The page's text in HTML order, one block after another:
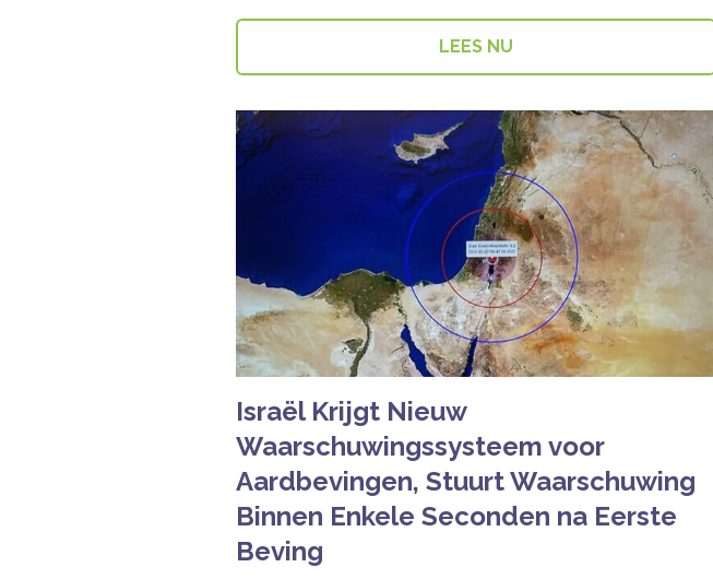
LEES NU
Israël Krijgt Nieuw
Waarschuwingssysteem voor
Aardbevingen, Stuurt Waarschuwing
Binnen Enkele Seconden na Eerste
Beving